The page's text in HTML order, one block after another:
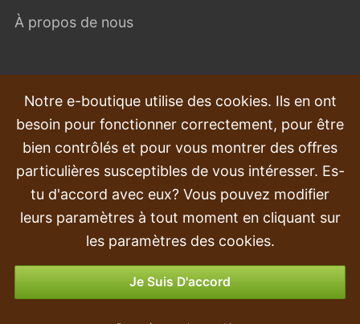
À propos de nous
QUESTIONS FRÉQUEMMENT POSÉES
Plaintes
Transport et livraison
Commande
Retours et remboursements
Options de paiement
Notre e-boutique utilise des cookies. Ils en ont
besoin pour fonctionner correctement, pour être
bien contrôlés et pour vous montrer des offres
particulières susceptibles de vous intéresser. Es-
tu d'accord avec eux? Vous pouvez modifier
leurs paramètres à tout moment en cliquant sur
les paramètres des cookies.
Je Suis D'accord